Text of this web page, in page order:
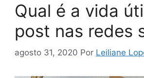
Qual é a vida
post nas redes
agosto 31, 2020 Por Leiliane